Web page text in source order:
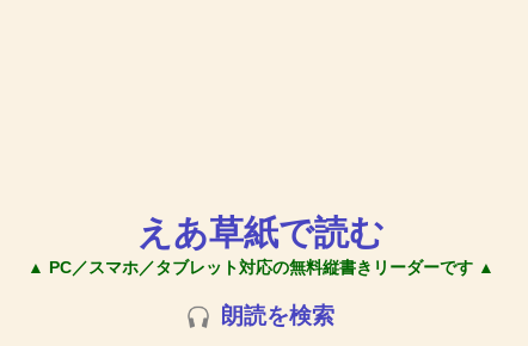
えあ草紙で読む
▲ PC／スマホ／タブレット対応の無料縦書きリーダーです ▲
朗読を検索